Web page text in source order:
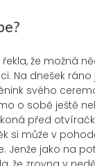
že možná
Na dnešek
svého
o sobě ještě
před
si může v
Jenže jako na